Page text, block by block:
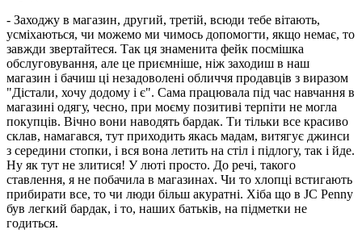
- Заходжу в магазин, другий, третій, всюди тебе вітають,
усміхаються, чи можемо ми чимось допомогти, якщо немає, то
завжди звертайтеся. Так ця знаменита фейк посмішка
обслуговування, але це приємніше, ніж заходиш в наш
магазин і бачиш ці незадоволені обличчя продавців з виразом
"Дістали, хочу додому і є". Сама працювала під час навчання в
магазині одягу, чесно, при моєму позитиві терпіти не могла
покупців. Вічно вони наводять бардак. Ти тільки все красиво
склав, намагався, тут приходить якась мадам, витягує джинси
з середини стопки, і вся вона летить на стіл і підлогу, так і йде.
Ну як тут не злитися! У люті просто. До речі, такого
ставлення, я не побачила в магазинах. Чи то хлопці встигають
прибирати все, то чи люди більш акуратні. Хіба що в JC Penny
був легкий бардак, і то, наших батьків, на підметки не
годиться.